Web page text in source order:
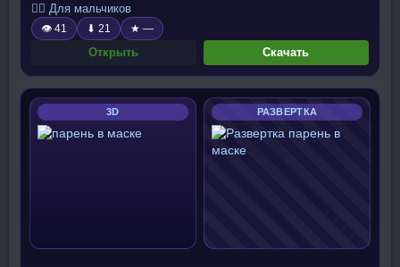
🧍‍♂️ Для мальчиков
👁 41 ⬇ 21 ★ —
Открыть Скачать
3D РАЗВЕРТКА